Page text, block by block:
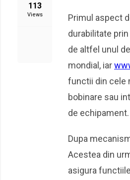
113
Views
Primul aspect
durabilitate
de altfel unul
mondial, iar
functii din cele
bobinare sau
de echipament.
Dupa
Acestea din
asigura